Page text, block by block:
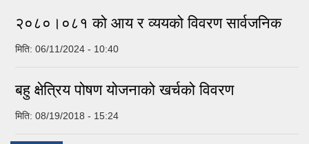
२०८०।०८१ को आय र व्ययको विवरण सार्वजनिक
मिति: 06/11/2024 - 10:40
बहु क्षेत्रिय पोषण योजनाको खर्चको विवरण
मिति: 08/19/2018 - 15:24